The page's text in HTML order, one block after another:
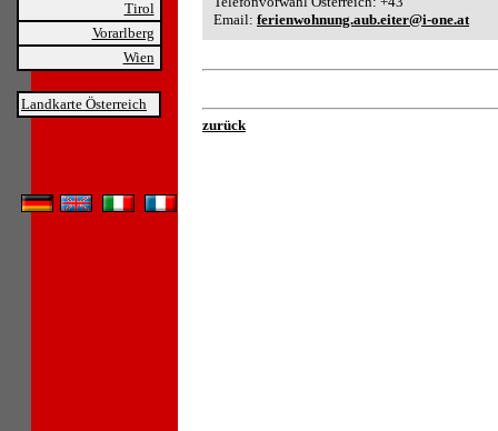
Tirol
Vorarlberg
Wien
Landkarte Österreich
Email: ferienwohnung.aub.eiter@i-one.at
zurück